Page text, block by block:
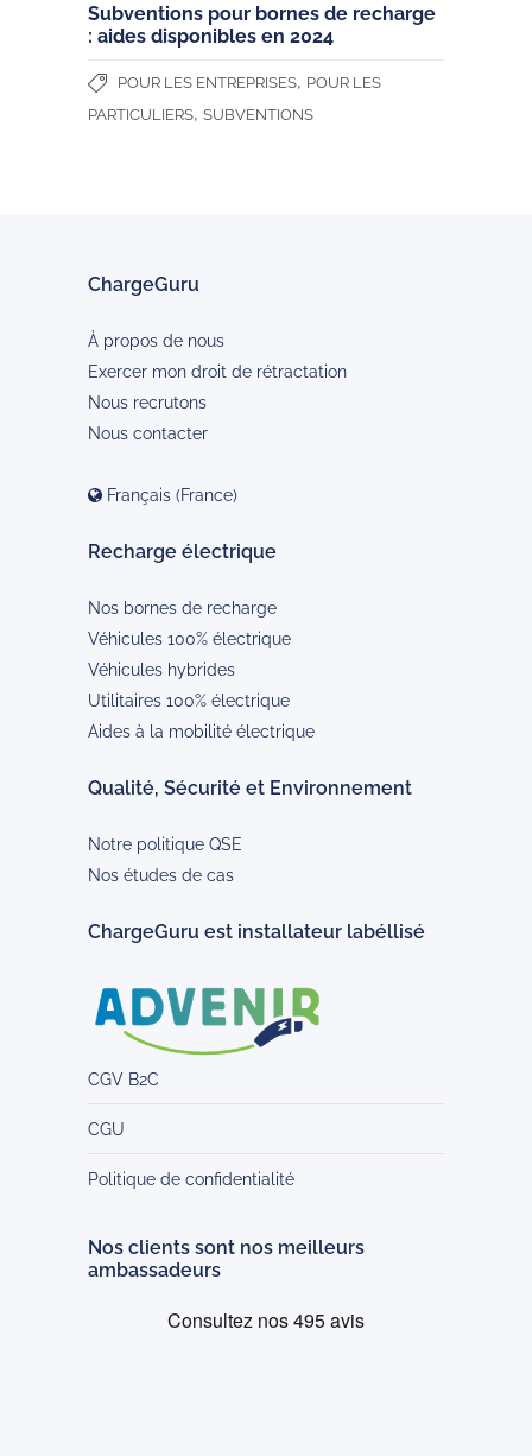
Subventions pour bornes de recharge
: aides disponibles en 2024
POUR LES ENTREPRISES, POUR LES
PARTICULIERS, SUBVENTIONS
ChargeGuru
À propos de nous
Exercer mon droit de rétractation
Nous recrutons
Nous contacter
Français (France)
Recharge électrique
Nos bornes de recharge
Véhicules 100% électrique
Véhicules hybrides
Utilitaires 100% électrique
Aides à la mobilité électrique
Qualité, Sécurité et Environnement
Notre politique QSE
Nos études de cas
ChargeGuru est installateur labéllisé
CGV B2C
CGU
Politique de confidentialité
Nos clients sont nos meilleurs
ambassadeurs